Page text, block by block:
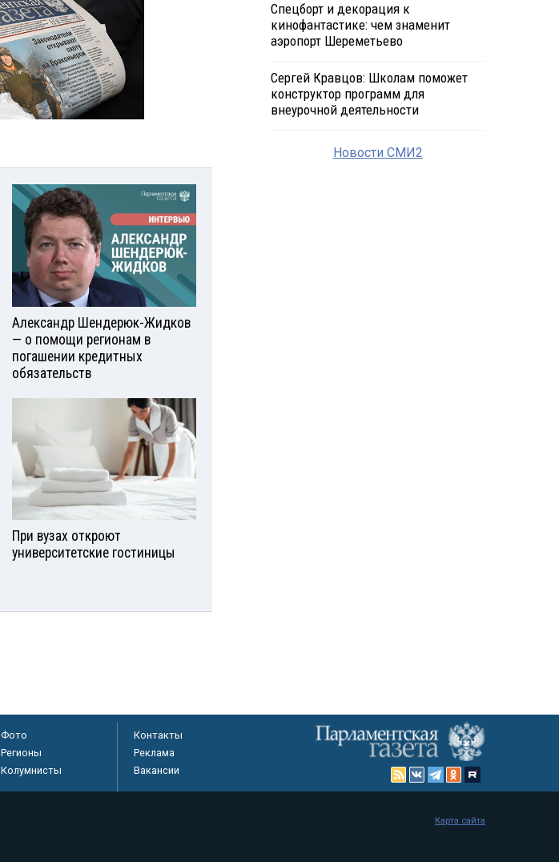
Александр Шендерюк-Жидков
— о помощи регионам в
погашении кредитных
обязательств
При вузах откроют
университетские гостиницы
Спецборт и декорация к
кинофантастике: чем знаменит
аэропорт Шереметьево
Сергей Кравцов: Школам поможет
конструктор программ для
внеурочной деятельности
Новости СМИ2
Фото
Регионы
Колумнисты
Контакты
Реклама
Вакансии
Карта сайта